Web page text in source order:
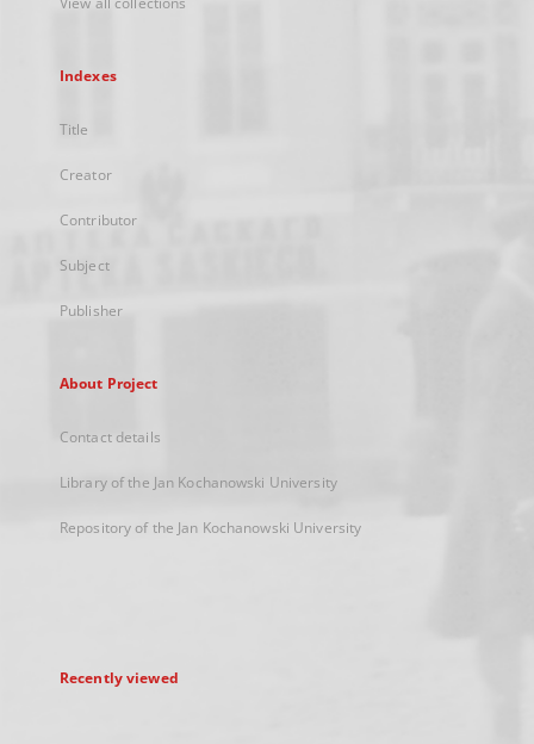
Indexes
Title
Creator
Contributor
Subject
Publisher
About Project
Contact details
Library of the Jan Kochanowski University
Repository of the Jan Kochanowski University
Recently viewed